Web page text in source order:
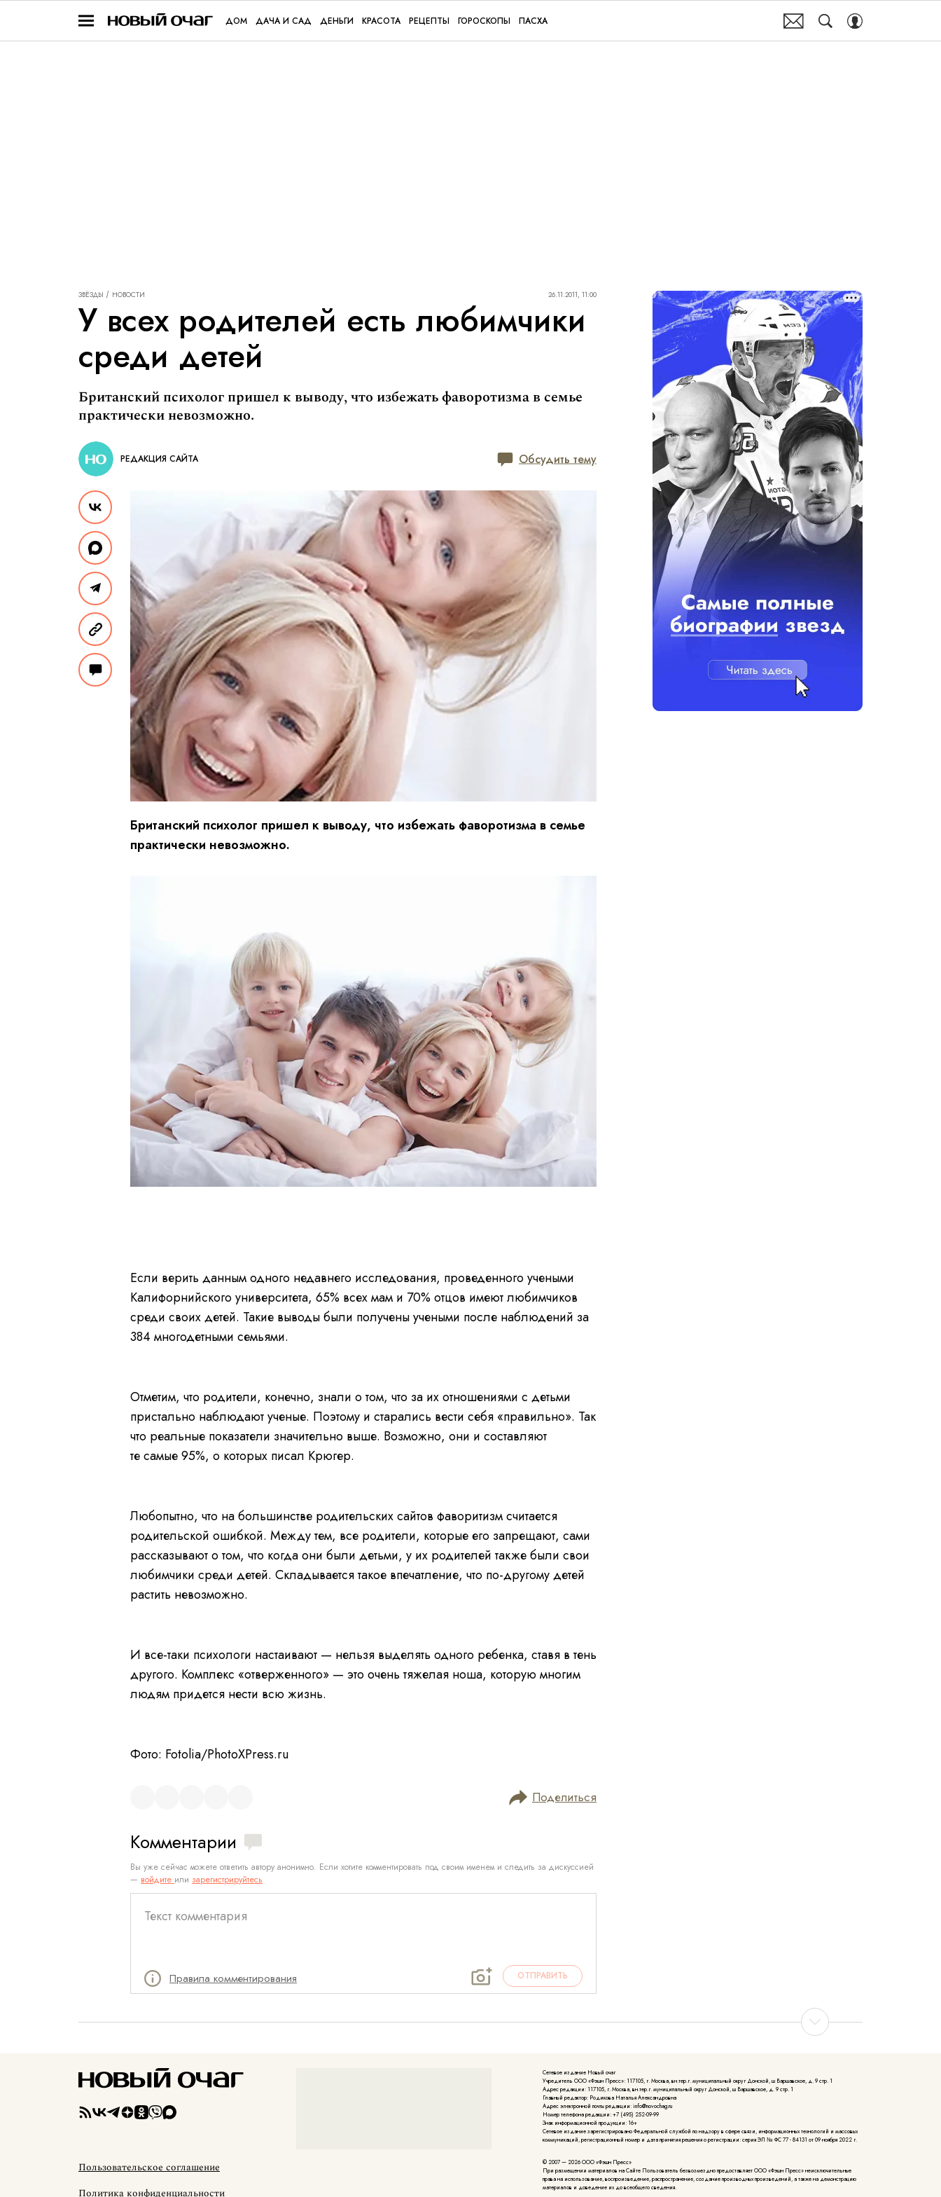
ДОМ ДАЧА И САД ДЕНЬГИ КРАСОТА РЕЦЕПТЫ ГОРОСКОПЫ ПАСХА
ЗВЁЗДЫ НОВОСТИ 26.11.2011, 11:00
У всех родителей есть любимчики
среди детей
Британский психолог пришел к выводу, что избежать фаворотизма в семье
практически невозможно.
РЕДАКЦИЯ САЙТА Обсудить тему
Британский психолог пришел к выводу, что избежать фаворотизма в семье
практически невозможно.
Если верить данным одного недавнего исследования, проведенного учеными
Калифорнийского университета, 65% всех мам и 70% отцов имеют любимчиков
среди своих детей. Такие выводы были получены учеными после наблюдений за
384 многодетными семьями.
Отметим, что родители, конечно, знали о том, что за их отношениями с детьми
пристально наблюдают ученые. Поэтому и старались вести себя «правильно». Так
что реальные показатели значительно выше. Возможно, они и составляют
те самые 95%, о которых писал Крюгер.
Любопытно, что на большинстве родительских сайтов фаворитизм считается
родительской ошибкой. Между тем, все родители, которые его запрещают, сами
рассказывают о том, что когда они были детьми, у их родителей также были свои
любимчики среди детей. Складывается такое впечатление, что по-другому детей
растить невозможно.
И все-таки психологи настаивают — нельзя выделять одного ребенка, ставя в тень
другого. Комплекс «отверженного» — это очень тяжелая ноша, которую многим
людям придется нести всю жизнь.
Фото: Fotolia/PhotoXPress.ru
Поделиться
Комментарии
Вы уже сейчас можете ответить автору анонимно. Если хотите комментировать под своим именем и следить за дискуссией
— войдите или зарегистрируйтесь
Правила комментирования ОТПРАВИТЬ
Пользовательское соглашение
Политика конфиденциальности
Сетевое издание Новый очаг
Учредитель ООО «Фэшн Пресс»: 117105, г. Москва, вн.тер.г. муниципальный округ Донской, ш Варшавское, д. 9 стр. 1
Адрес редакции: 117105, г. Москва, вн.тер.г. муниципальный округ Донской, ш Варшавское, д. 9 стр. 1
Главный редактор: Родикова Наталья Александровна
Адрес электронной почты редакции: info@novochag.ru
Номер телефона редакции: +7 (495) 252-09-99
Знак информационной продукции: 16+
Cетевое издание зарегистрировано Федеральной службой по надзору в сфере связи, информационных технологий и массовых
коммуникаций, регистрационный номер и дата принятия решения о регистрации: серия ЭЛ № ФС 77 - 84131 от 09 ноября 2022 г.
© 2007 — 2026 ООО «Фэшн Пресс»
При размещении материалов на Сайте Пользователь безвозмездно предоставляет ООО «Фэшн Пресс» неисключительные
права на использование, воспроизведение, распространение, создание производных произведений, а также на демонстрацию
материалов и доведение их до всеобщего сведения.